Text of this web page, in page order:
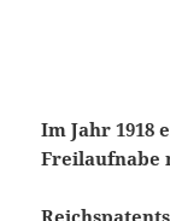
Im Jahr 1918
Freilaufnabe